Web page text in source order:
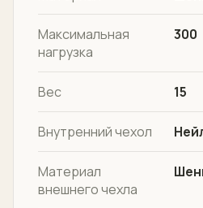
Максимальная
нагрузка
300
Вес 15
Внутренний чехол
Материал
внешнего чехла